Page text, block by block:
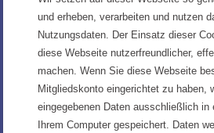
und erheben, verarbeiten und nutzen
Nutzungsdaten. Der Einsatz dieser
diese Webseite nutzerfreundlicher,
machen. Wenn Sie diese Webseite
Mitgliedskonto eingerichtet zu haben,
eingegebenen Daten ausschließlich in
Ihrem Computer gespeichert. Daten